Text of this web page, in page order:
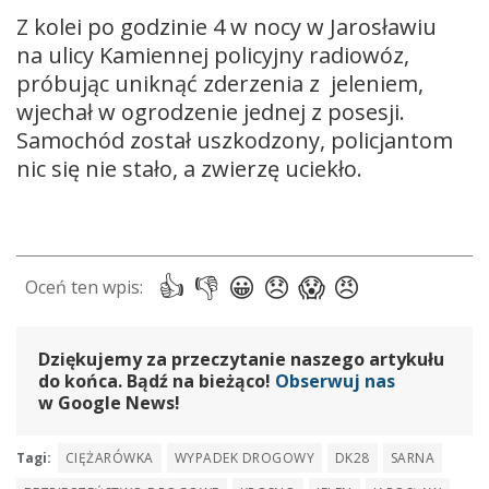
Z kolei po godzinie 4 w nocy w Jarosławiu
na ulicy Kamiennej policyjny radiowóz,
próbując uniknąć zderzenia z jeleniem,
wjechał w ogrodzenie jednej z posesji.
Samochód został uszkodzony, policjantom
nic się nie stało, a zwierzę uciekło.
Dziękujemy za przeczytanie naszego artykułu
do końca. Bądź na bieżąco! Obserwuj nas
w Google News!
Tagi: CIĘŻARÓWKA WYPADEK DROGOWY DK28
SARNA